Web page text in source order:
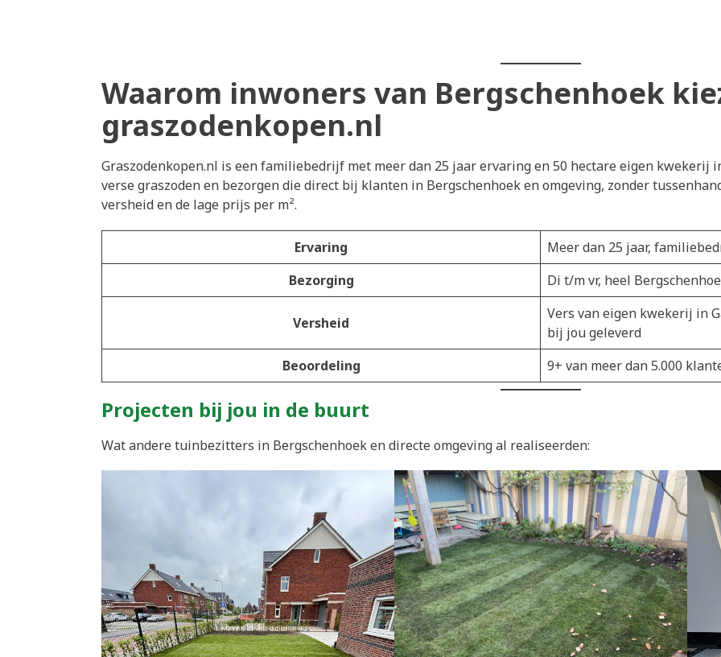
Waarom inwoners van Bergschenhoek
graszodenkopen.nl
Graszodenkopen.nl is een familiebedrijf met meer dan 25 jaar ervaring en 50 hectare eigen kwekerij
verse graszoden en bezorgen die direct bij klanten in Bergschenhoek en omgeving, zonder
versheid en de lage prijs per m².
Ervaring
Meer dan 25 jaar,
Bezorging
Di t/m vr, heel
Versheid
Vers van eigen kwekerij in
bij jou geleverd
Beoordeling
9+ van meer dan 5.000
Projecten bij jou in de buurt
Wat andere tuinbezitters in Bergschenhoek en directe omgeving al realiseerden: